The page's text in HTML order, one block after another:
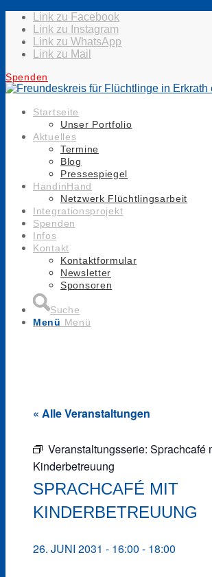
Link zu Facebook
Link zu Instagram
Link zu WhatsApp
Link zu Mail
Spenden
Startseite
Unser Portfolio
Aktuelles
Termine
Blog
Pressespiegel
HandinHand
Netzwerk Flüchtlingsarbeit
Integrationsprojekt
Spenden
Infos
Kontakt
Kontaktformular
Newsletter
Sponsoren
Suche
Menü Menü
« Alle Veranstaltungen
Veranstaltungsserie: Sprachcafé
Kinderbetreuung
SPRACHCAFÉ MIT
KINDERBETREUUNG
26. JUNI 2031 - 16:00 - 18:00